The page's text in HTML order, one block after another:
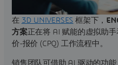
在 3D UNIVERSES 框架下，
方案正在将 AI 赋能的虚拟助
价-报价 (CPQ) 工作流程中。
销售团队可借助 AI 驱动的功